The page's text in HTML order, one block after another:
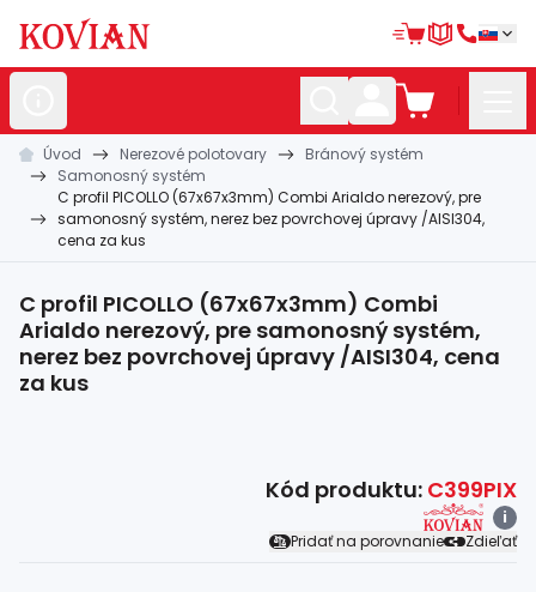
Nerezovépolotovary
Hliníkovépolotovary
Zábradlia amadlá
Bránovésystémy
Úvod Nerezové polotovary
Bránový systém
Samonosný systém
C profil PICOLLO (67x67x3mm) Combi Arialdo nerezový, pre
samonosný systém, nerez bez povrchovej úpravy /AISI304,
cena za kus
C profil PICOLLO (67x67x3mm) Combi
Arialdo nerezový, pre samonosný systém,
nerez bez povrchovej úpravy /AISI304, cena
za kus
Kód produktu: C399PIX
i
Pridať na porovnanie
Zdieľať